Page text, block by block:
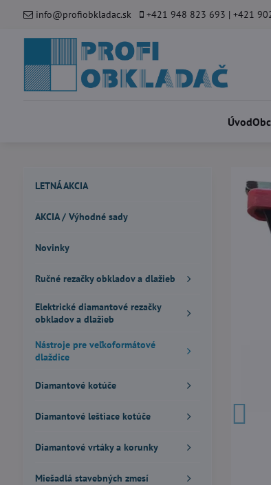
info@profiobkladac.sk +421 948 823 693 | +421
Úvod
LETNÁ AKCIA
AKCIA / Výhodné sady
Novinky
Ručné rezačky obkladov a dlažieb
Elektrické diamantové rezačky
obkladov a dlažieb
Nástroje pre veľkoformátové
dlaždice
Diamantové kotúče
Diamantové leštiace kotúče
Diamantové vrtáky a korunky
Miešadlá stavebných zmesí